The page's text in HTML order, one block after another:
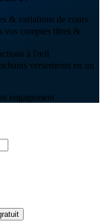
& variations de cours
vos comptes titres &
à l'œil
versements en un
engagement